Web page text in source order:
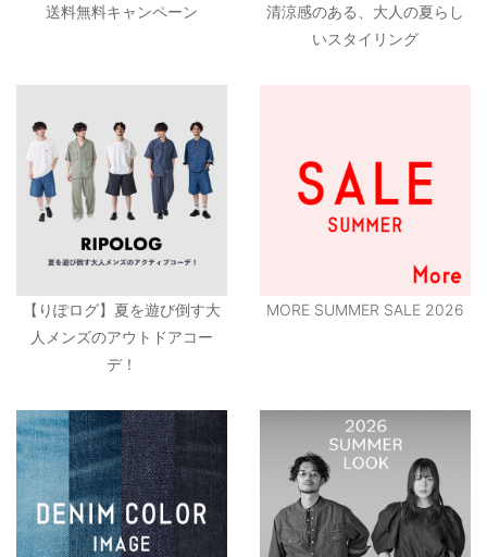
送料無料キャンペーン
清涼感のある、大人の夏らし
いスタイリング
【りぽログ】夏を遊び倒す大
人メンズのアウトドアコー
デ！
MORE SUMMER SALE 2026